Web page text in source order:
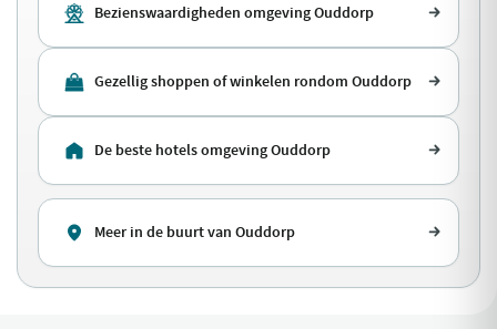
Bezienswaardigheden omgeving Ouddorp
Gezellig shoppen of winkelen rondom Ouddorp
De beste hotels omgeving Ouddorp
Meer in de buurt van Ouddorp